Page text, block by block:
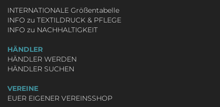
INTERNATIONALE Größentabelle
INFO zu TEXTILDRUCK & PFLEGE
INFO zu NACHHALTIGKEIT
HÄNDLER
HÄNDLER WERDEN
HÄNDLER SUCHEN
VEREINE
EUER EIGENER VEREINSSHOP